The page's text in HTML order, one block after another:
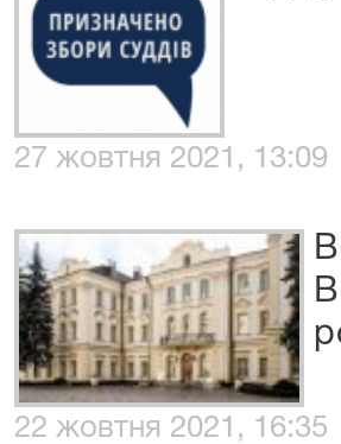
27 жовтня 2021, 13:09
22 жовтня 2021, 16:35